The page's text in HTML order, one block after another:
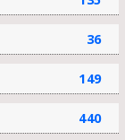
36
149
440